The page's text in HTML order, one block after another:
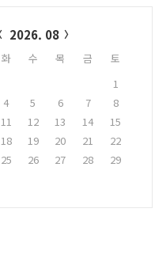
2026. 08
화 수 목 금
토
1
4 5 6 7
8
11 12 13 14
15
18 19 20 21
22
25 26 27 28
29